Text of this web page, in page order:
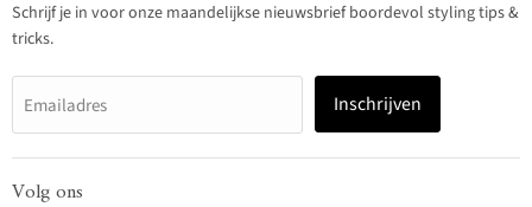
Schrijf je in voor onze maandelijkse nieuwsbrief boordevol styling tips &
tricks.
Emailadres Inschrijven
Volg ons